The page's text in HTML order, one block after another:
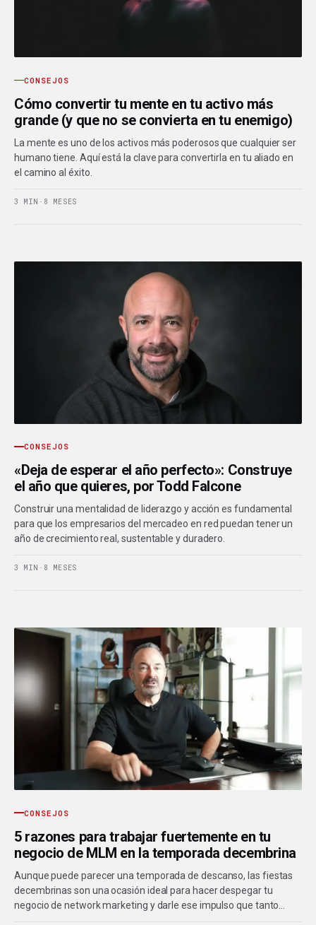
CONSEJOS
Cómo convertir tu mente en tu activo más
grande (y que no se convierta en tu enemigo)
La mente es uno de los activos más poderosos que cualquier ser
humano tiene. Aquí está la clave para convertirla en tu aliado en
el camino al éxito.
3 MIN · 8 MESES
CONSEJOS
«Deja de esperar el año perfecto»: Construye
el año que quieres, por Todd Falcone
Construir una mentalidad de liderazgo y acción es fundamental
para que los empresarios del mercadeo en red puedan tener un
año de crecimiento real, sustentable y duradero.
3 MIN · 8 MESES
CONSEJOS
5 razones para trabajar fuertemente en tu
negocio de MLM en la temporada decembrina
Aunque puede parecer una temporada de descanso, las fiestas
decembrinas son una ocasión ideal para hacer despegar tu
negocio de network marketing y darle ese impulso que tanto…